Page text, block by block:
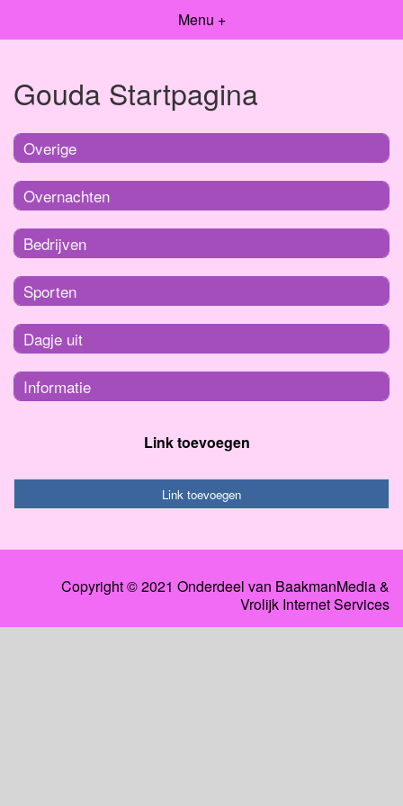
Menu +
Gouda Startpagina
Overige
Overnachten
Bedrijven
Sporten
Dagje uit
Informatie
Link toevoegen
Link toevoegen
Copyright © 2021 Onderdeel van BaakmanMedia&
Vrolijk Internet Services